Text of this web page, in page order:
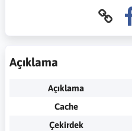
Açıklama
Açıklama
Cache
Çekirdek